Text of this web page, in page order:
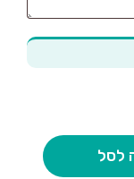
לסל